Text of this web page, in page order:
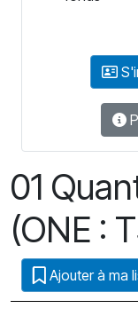
01
(ONE :
Ajouter à ma